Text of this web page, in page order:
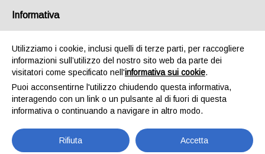
COLLARE PER CANI
Informativa
Utilizziamo i cookie, inclusi quelli di terze parti, per raccogliere
informazioni sull’utilizzo del nostro sito web da parte dei
visitatori come specificato nell'informativa sui cookie.
Puoi acconsentirne l'utilizzo chiudendo questa informativa,
interagendo con un link o un pulsante al di fuori di questa
informativa o continuando a navigare in altro modo.
Rifiuta Accetta